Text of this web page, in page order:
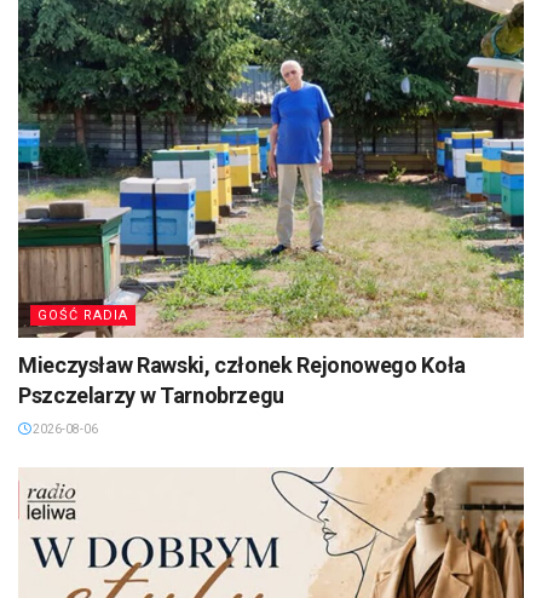
GOŚĆ RADIA
Mieczysław Rawski, członek Rejonowego Koła
Pszczelarzy w Tarnobrzegu
2026-08-06